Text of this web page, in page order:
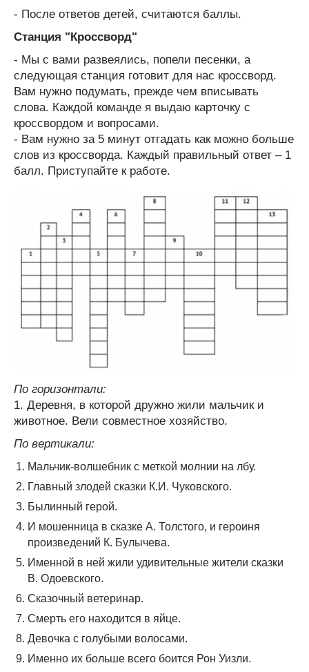
- После ответов детей, считаются баллы.
Станция "Кроссворд"
- Мы с вами развеялись, попели песенки, а
следующая станция готовит для нас кроссворд.
Вам нужно подумать, прежде чем вписывать
слова. Каждой команде я выдаю карточку с
кроссвордом и вопросами.
- Вам нужно за 5 минут отгадать как можно больше
слов из кроссворда. Каждый правильный ответ – 1
балл. Приступайте к работе.
По горизонтали:
1. Деревня, в которой дружно жили мальчик и
животное. Вели совместное хозяйство.
По вертикали:
Мальчик-волшебник с меткой молнии на лбу.
Главный злодей сказки К.И. Чуковского.
Былинный герой.
И мошенница в сказке А. Толстого, и героиня
произведений К. Булычева.
Именной в ней жили удивительные жители сказки
В. Одоевского.
Сказочный ветеринар.
Смерть его находится в яйце.
Девочка с голубыми волосами.
Именно их больше всего боится Рон Уизли.